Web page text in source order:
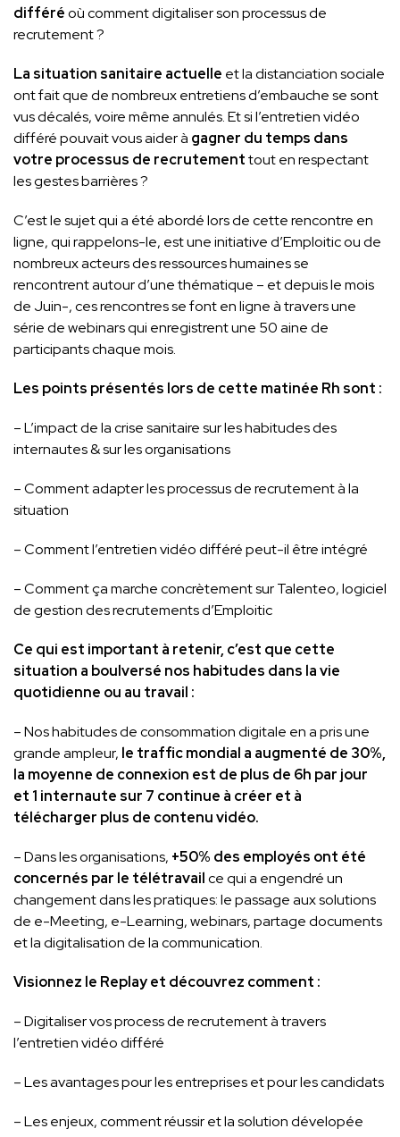
différéoù comment digitaliser son processus de
recrutement ?
La situation sanitaire actuelle et la distanciation sociale
ont fait que de nombreux entretiens d’embauche se sont
vus décalés, voire même annulés. Et si l’entretien vidéo
différé pouvait vous aider à gagner du temps dans
votre processus de recrutementtout en respectant
les gestes barrières ?
C’est le sujet qui a été abordé lors de cette rencontre en
ligne, qui rappelons-le, est une initiative d’Emploitic ou de
nombreux acteurs des ressources humaines se
rencontrent autour d’une thématique – et depuis le mois
de Juin-, ces rencontres se font en ligne à travers une
série de webinars qui enregistrent une 50 aine de
participants chaque mois.
Les points présentés lors de cette matinée Rh sont :
– L’impact de la crise sanitaire sur les habitudes des
internautes & sur les organisations
– Comment adapter les processus de recrutement à la
situation
– Comment l’entretien vidéo différé peut-il être intégré
– Comment ça marche concrètement sur Talenteo, logiciel
de gestion des recrutements d’Emploitic
Ce qui est important à retenir, c’est que cette
situation a boulversé nos habitudes dans la vie
quotidienne ou au travail :
– Nos habitudes de consommation digitale en a pris une
grande ampleur, le traffic mondial a augmenté de 30%,
la moyenne de connexion est de plus de 6h par jour
et 1 internaute sur 7 continue à créer et à
télécharger plus de contenu vidéo.
– Dans les organisations, +50% des employés ont été
concernés par le télétravailce qui a engendré un
changement dans les pratiques: le passage aux solutions
de e-Meeting, e-Learning, webinars, partage documents
et la digitalisation de la communication.
Visionnez le Replay et découvrez comment :
– Digitaliser vos process de recrutement à travers
l’entretien vidéo différé
– Les avantages pour les entreprises et pour les candidats
– Les enjeux, comment réussir et la solution dévelopée